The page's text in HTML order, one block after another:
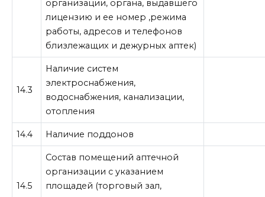
организации, органа, выдавшего
лицензию и ее номер ,режима
работы, адресов и телефонов
близлежащих и дежурных аптек)
14.3
Наличие систем
электроснабжения,
водоснабжения, канализации,
отопления
14.4 Наличие поддонов
14.5
Состав помещений аптечной
организации с указанием
площадей (торговый зал,